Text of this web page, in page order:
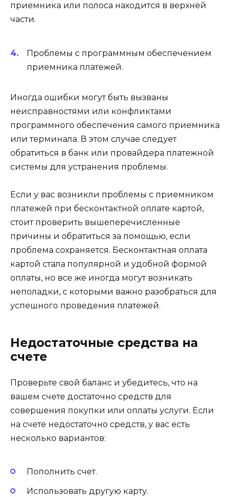
приемника или полоса находится в верхней
части.
Проблемы с программным обеспечением
приемника платежей.
Иногда ошибки могут быть вызваны
неисправностями или конфликтами
программного обеспечения самого приемника
или терминала. В этом случае следует
обратиться в банк или провайдера платежной
системы для устранения проблемы.
Если у вас возникли проблемы с приемником
платежей при бесконтактной оплате картой,
стоит проверить вышеперечисленные
причины и обратиться за помощью, если
проблема сохраняется. Бесконтактная оплата
картой стала популярной и удобной формой
оплаты, но все же иногда могут возникать
неполадки, с которыми важно разобраться для
успешного проведения платежей.
Недостаточные средства на
счете
Проверьте свой баланс и убедитесь, что на
вашем счете достаточно средств для
совершения покупки или оплаты услуги. Если
на счете недостаточно средств, у вас есть
несколько вариантов:
Пополнить счет.
Использовать другую карту.